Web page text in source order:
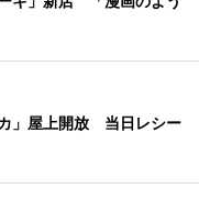
」屋上開放 当日レシー